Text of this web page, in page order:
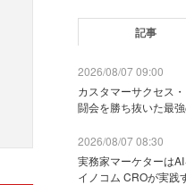
記事
2026/08/07 09:00
カスタマーサクセス
闘会を勝ち抜いた最
2026/08/07 08:30
実務家マーケターは
イノコム CROが実践